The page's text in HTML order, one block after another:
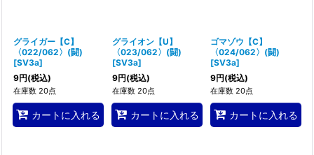
グライガー【C】
〈022/062〉(闘)
[SV3a]
9円(税込)
在庫数 20点
カートに入れる
グライオン【U】
〈023/062〉(闘)
[SV3a]
9円(税込)
在庫数 20点
カートに入れる
ゴマゾウ【C】
〈024/062〉(闘)
[SV3a]
9円(税込)
在庫数 20点
カートに入れる